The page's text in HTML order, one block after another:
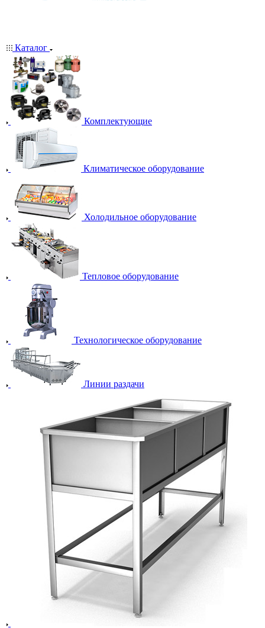
Каталог
Комплектующие
Климатическое оборудование
Холодильное оборудование
Тепловое оборудование
Технологическое оборудование
Линии раздачи